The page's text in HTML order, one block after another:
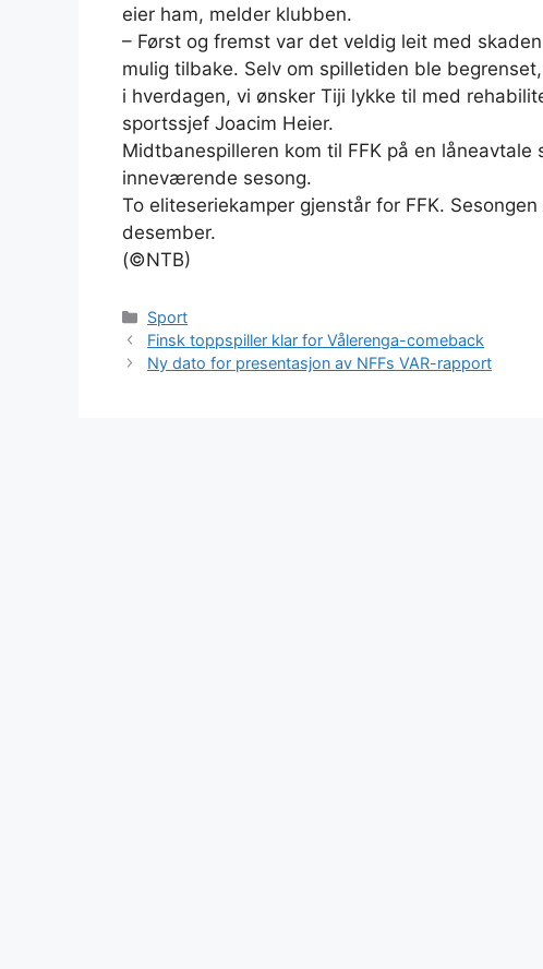
eier ham, melder klubben.
– Først og fremst var det veldig leit med
mulig tilbake. Selv om spilletiden ble
i hverdagen, vi ønsker Tiji lykke til med
sportssjef Joacim Heier.
Midtbanespilleren kom til FFK på en
inneværende sesong.
To eliteseriekamper gjenstår for FFK.
desember.
(©NTB)
Kategorier
Sport
Finsk toppspiller klar for Vålerenga-comeback
Ny dato for presentasjon av NFFs VAR-rapport